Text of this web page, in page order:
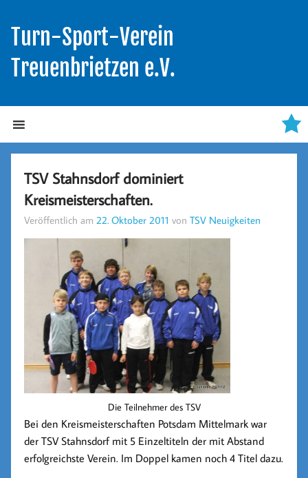
Turn-Sport-Verein
Treuenbrietzen e.V.
TSV Stahnsdorf dominiert
Kreismeisterschaften.
Veröffentlich am 22. Oktober 2011 vonTSV Neuigkeiten
Die Teilnehmer des TSV
Bei den Kreismeisterschaften Potsdam Mittelmark war
der TSV Stahnsdorf mit 5 Einzeltiteln der mit Abstand
erfolgreichste Verein. Im Doppel kamen noch 4 Titel dazu.